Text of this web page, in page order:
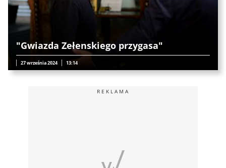
"Gwiazda Zełenskiego przygasa"
27 września 2024 13:14
REKLAMA